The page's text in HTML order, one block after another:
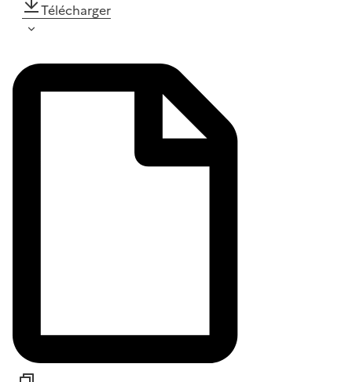
Télécharger